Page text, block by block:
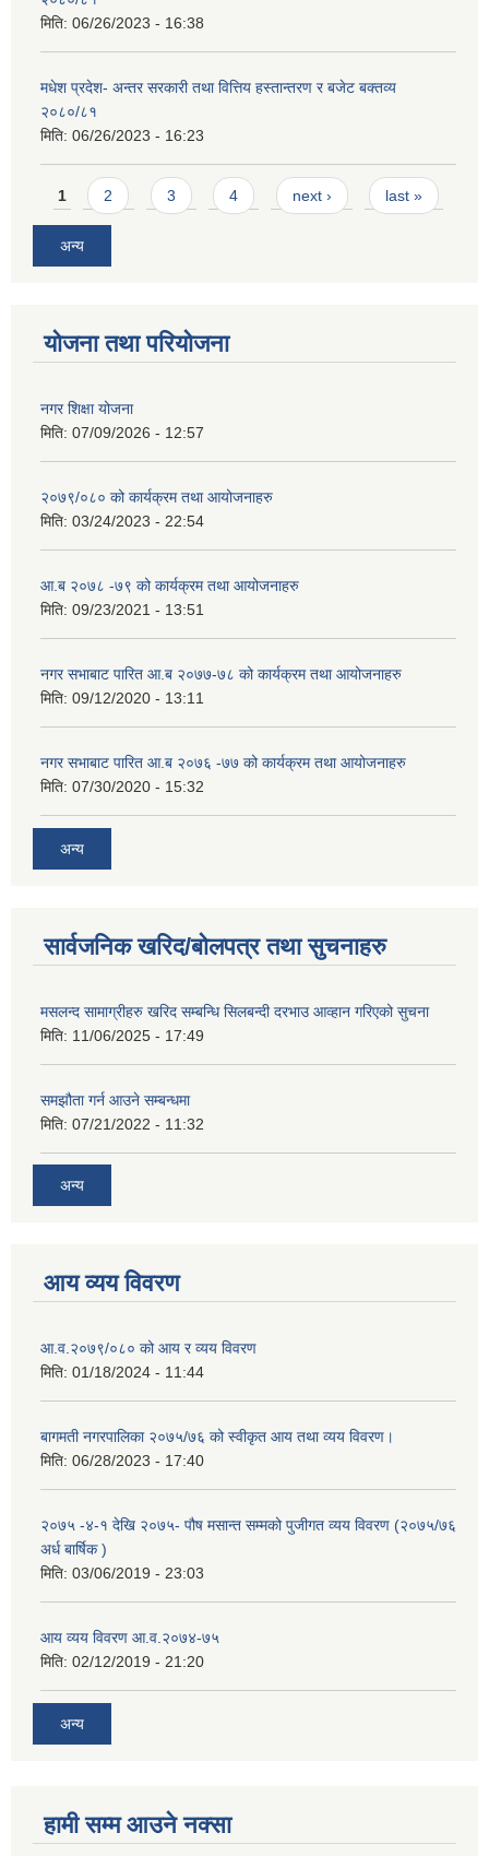
मिति: 06/26/2023 - 16:38
मधेश प्रदेश- अन्तर सरकारी तथा वित्तिय हस्तान्तरण र बजेट बक्तव्य
२०८०/८१
मिति: 06/26/2023 - 16:23
Pages
1 2 3 4 next › last »
अन्य
योजना तथा परियोजना
नगर शिक्षा योजना
मिति: 07/09/2026 - 12:57
२०७९/०८० को कार्यक्रम तथा आयोजनाहरु
मिति: 03/24/2023 - 22:54
आ.ब २०७८ -७९ को कार्यक्रम तथा आयोजनाहरु
मिति: 09/23/2021 - 13:51
नगर सभाबाट पारित आ.ब २०७७-७८ को कार्यक्रम तथा आयोजनाहरु
मिति: 09/12/2020 - 13:11
नगर सभाबाट पारित आ.ब २०७६ -७७ को कार्यक्रम तथा आयोजनाहरु
मिति: 07/30/2020 - 15:32
अन्य
सार्वजनिक खरिद/बोलपत्र तथा सुचनाहरु
मसलन्द सामाग्रीहरु खरिद सम्बन्धि सिलबन्दी दरभाउ आव्हान गरिएको सुचना
मिति: 11/06/2025 - 17:49
समझौता गर्न आउने सम्बन्धमा
मिति: 07/21/2022 - 11:32
अन्य
आय व्यय विवरण
आ.व.२०७९/०८० को आय र व्यय विवरण
मिति: 01/18/2024 - 11:44
बागमती नगरपालिका २०७५/७६ को स्वीकृत आय तथा व्यय विवरण।
मिति: 06/28/2023 - 17:40
२०७५ -४-१ देखि २०७५- पौष मसान्त सम्मको पुजीगत व्यय विवरण (२०७५/७६
अर्ध बार्षिक )
मिति: 03/06/2019 - 23:03
आय व्यय विवरण आ.व.२०७४-७५
मिति: 02/12/2019 - 21:20
अन्य
हामी सम्म आउने नक्सा